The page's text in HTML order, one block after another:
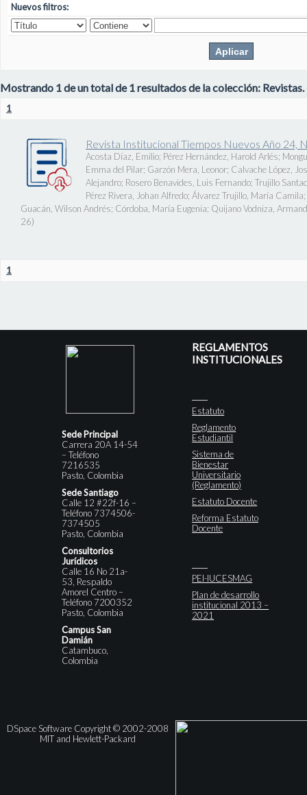
Nuevos filtros:
Mostrando 1 de un total de 1 resultados de la colección: Revistas.
1
Revista Institucional Tiempos Nuevos Año 24,
Acosta Díaz, Emilio; Pérez Hernández, Harold Arlés;
Emma del Pilar; Garzón Mera, Leonor; Calvache López,
Alejandro; Rosero Benavides, Luis Fernando; Trujillo
Pérez Rivera, Johan Alfredo; Álvarez Trujillo, María Camila;
Guacán, Wilson Andrés; Córdoba, María Eugenia; Quijano Vodniza,
26)
1
Sede Principal
Carrera 20A 14-54
– Teléfono
7216535
Pasto, Colombia
Sede Santiago
Calle 12 #22f-16 –
Teléfono 7374506-
7374505
Pasto, Colombia
Consultorios
Jurídicos
Calle 16 No 21a-
53, Respaldo
Amorel Centro –
Teléfono 7200352
Pasto, Colombia
Campus San
Damián
Catambuco,
Colombia
REGLAMENTOS
INSTITUCIONALES
Estatuto
Reglamento
Estudiantil
Sistema de
Bienestar
Universitario
(Reglamento)
Estatuto Docente
Reforma Estatuto
Docente
PEI-IUCESMAG
Plan de desarrollo
institucional 2013 –
2021
DSpace Software Copyright © 2002-2008
MIT and Hewlett-Packard